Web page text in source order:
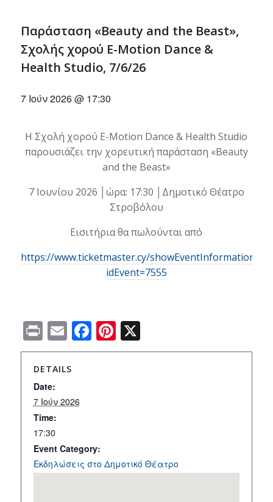
Παράσταση «Beauty and the Beast»,
Σχολής χορού E-Motion Dance &
Health Studio, 7/6/26
7 Ιούν 2026 @ 17:30
Η Σχολή χορού E-Motion Dance & Health Studio
παρουσιάζει την χορευτική παράσταση «Beauty
and the Beast»
7 Ιουνίου 2026 │ώρα: 17:30 │Δημοτικό Θέατρο
Στροβόλου
Εισιτήρια θα πωλούνται από
https://www.ticketmaster.cy/
idEvent=7555
PrintEmailFacebook
Pinterest
X
DETAILS
Date:
7 Ιούν 2026
Time:
17:30
Event Category:
Εκδηλώσεις στο Δημοτικό Θέατρο